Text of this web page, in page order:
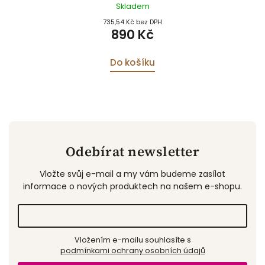
Skladem
735,54 Kč bez DPH
890 Kč
Do košíku
Odebírat newsletter
Vložte svůj e-mail a my vám budeme zasílat
informace o nových produktech na našem e-shopu.
podmínkami ochrany osobních údajů